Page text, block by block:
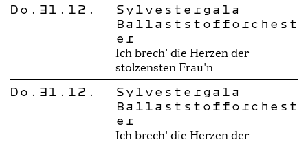
Do.31.12.
Sylvestergala
Ballaststofforchest
er
Ich brech' die Herzen der
stolzensten Frau'n
Do.31.12.
Sylvestergala
Ballaststofforchest
er
Ich brech' die Herzen der